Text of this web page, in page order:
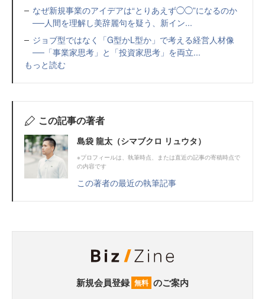
なぜ新規事業のアイデアは“とりあえず◯◯”になるのか
──人間を理解し美辞麗句を疑う、新イン...
ジョブ型ではなく「G型かL型か」で考える経営人材像
──「事業家思考」と「投資家思考」を両立...
もっと読む
この記事の著者
島袋 龍太（シマブクロ リュウタ）
※プロフィールは、執筆時点、または直近の記事の寄稿時点で
の内容です
この著者の最近の執筆記事
新規会員登録 無料 のご案内